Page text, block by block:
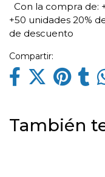
Con la compra de:
+50 unidades 20%
de descuento
Compartir:
También